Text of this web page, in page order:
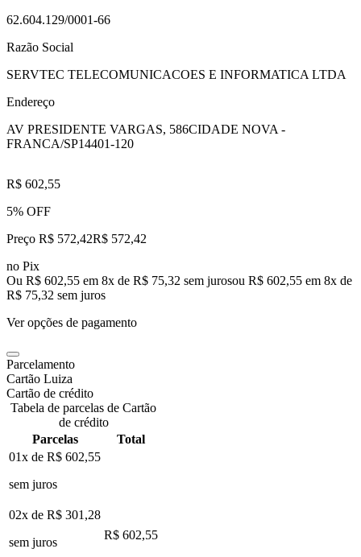
62.604.129/0001-66
Razão Social
SERVTEC TELECOMUNICACOES E INFORMATICA LTDA
Endereço
AV PRESIDENTE VARGAS, 586CIDADE NOVA -
FRANCA/SP14401-120
R$ 602,55
5% OFF
Preço R$ 572,42R$ 572,42
no Pix
Ou R$ 602,55 em 8x de R$ 75,32 sem jurosou R$ 602,55 em 8x de
R$ 75,32 sem juros
Ver opções de pagamento
Parcelamento
Cartão Luiza
Cartão de crédito
Tabela de parcelas de Cartão
de crédito
Parcelas
Total
01x de R$ 602,55
sem juros
02x de R$ 301,28
sem juros
R$ 602,55